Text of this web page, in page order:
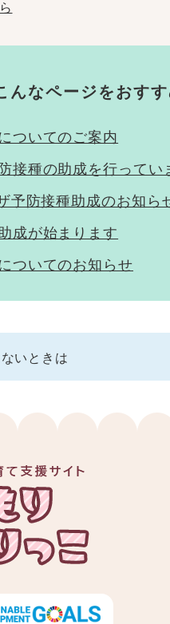
んなページをおす
ついてのご案内
接種の助成を行ってい
予防接種助成のお知ら
成が始まります
ついてのお知らせ
いときは